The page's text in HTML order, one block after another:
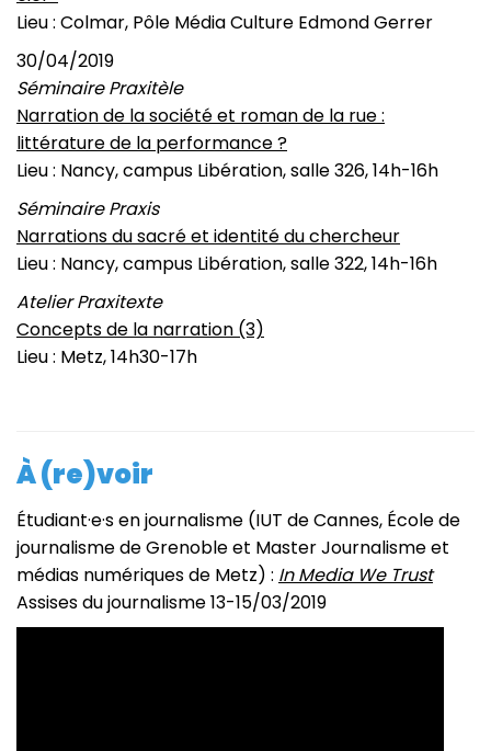
Lieu : Colmar, Pôle Média Culture Edmond Gerrer
30/04/2019
Séminaire Praxitèle
Narration de la société et roman de la rue :
littérature de la performance ?
Lieu : Nancy, campus Libération, salle 326, 14h-16h
Séminaire Praxis
Narrations du sacré et identité du chercheur
Lieu : Nancy, campus Libération, salle 322, 14h-16h
Atelier Praxitexte
Concepts de la narration (3)
Lieu : Metz, 14h30-17h
À (re)voir
Étudiant·e·s en journalisme (IUT de Cannes, École de
journalisme de Grenoble et Master Journalisme et
médias numériques de Metz) : In Media We Trust
Assises du journalisme 13-15/03/2019